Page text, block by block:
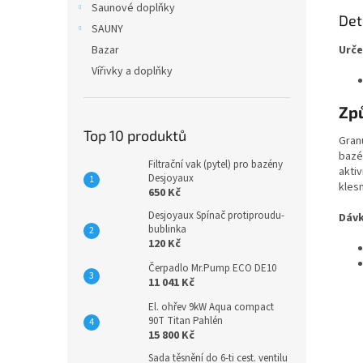
Saunové doplňky
SAUNY
Bazar
Vířivky a doplňky
Top 10 produktů
Filtrační vak (pytel) pro bazény
Desjoyaux
650 Kč
Desjoyaux Spínač protiproudu-
bublinka
120 Kč
Čerpadlo Mr.Pump ECO DE10
11 041 Kč
El. ohřev 9kW Aqua compact
90T Titan Pahlén
15 800 Kč
Sada těsnění do 6-ti cest. ventilu